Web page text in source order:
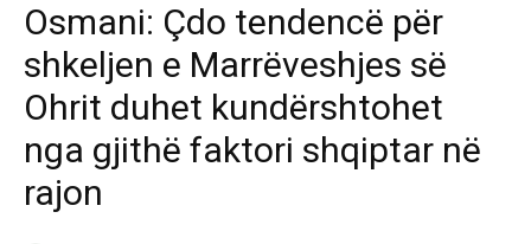
Osmani: Çdo tendencë për
shkeljen e Marrëveshjes së
Ohrit duhet kundërshtohet
nga gjithë faktori shqiptar në
rajon